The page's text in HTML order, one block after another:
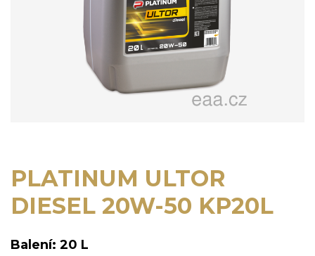
PLATINUM ULTOR
DIESEL 20W-50 KP20L
Balení: 20 L